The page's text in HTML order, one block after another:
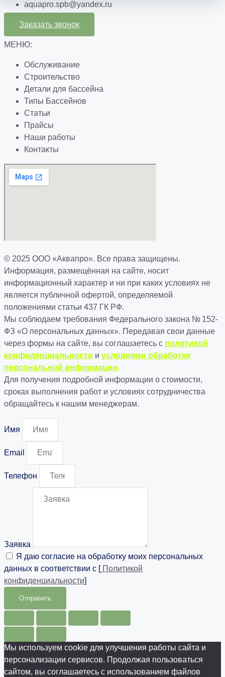
aquapro.spb@yandex.ru
Заказать звонок
МЕНЮ:
Обслуживание
Строительство
Детали для бассейна
Типы Бассейнов
Статьи
Прайсы
Наши работы
Контакты
© 2025 ООО «Аквапро». Все права защищены.
Информация, размещённая на сайте, носит
информационный характер и ни при каких условиях не
является публичной офертой, определяемой
положениями статьи 437 ГК РФ.
Мы соблюдаем требования Федерального закона № 152-
ФЗ «О персональных данных». Передавая свои данные
через формы на сайте, вы соглашаетесь с политикой
конфиденциальности и условиями обработки
персональной информации.
Для получения подробной информации о стоимости,
сроках выполнения работ и условиях сотрудничества
обращайтесь к нашим менеджерам.
Имя
Email
Телефон
Заявка
Я даю согласие на обработку моих персональных
данных в соответствии с [Политикой
конфиденциальности]
Отправить
Мы используем cookie для улучшения работы сайта и
персонализации сервисов. Продолжая пользоваться
сайтом, вы соглашаетесь с использованием файлов